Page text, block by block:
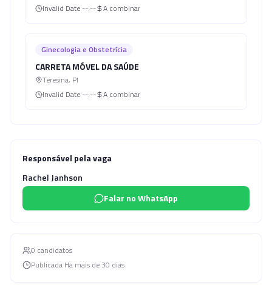
Invalid Date --:-- A combinar
Ginecologia e Obstetrícia
CARRETA MÓVEL DA SAÚDE
Teresina, PI
Invalid Date --:-- A combinar
Responsável pela vaga
Rachel Janhson
Falar no WhatsApp
0 candidatos
Publicada Ha mais de 30 dias